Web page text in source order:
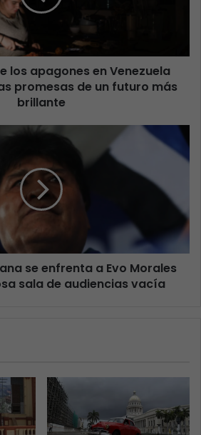
los apagones en Venezuela
promesas de un futuro más
brillante
se enfrenta a Evo Morales
sala de audiencias vacía